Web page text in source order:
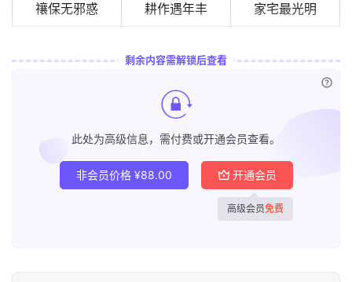
禳保无邪惑
耕作遇年丰
家宅最光明
剩余内容需解锁后查看
此处为高级信息，需付费或开通会员查看。
非会员价格 ¥88.00 开通会员
高级会员免费